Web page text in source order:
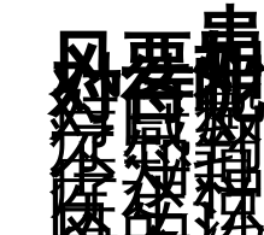
风要
对待
对白
疗感
不知
疗这
医生